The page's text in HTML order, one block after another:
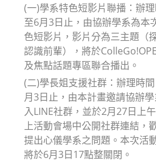
(一)學系特色短影片聯播：辦
至6月3日止，由協辦學系為本
色短影片，影片分為三主題（
認識前輩），將於
及焦點話題專區聯合播出。
(二)學長姐支援社群：辦理時
月3日止，由本計畫邀請協辦
入LINE社群，並於2月27日上
上活動會場中公開社群連結，
提出心儀學系之問題。本次活
將於6月3日17點整關閉。